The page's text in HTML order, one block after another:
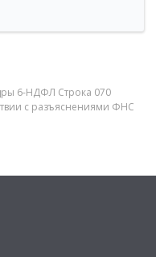
6-НДФЛ Строка 070
с разъяснениями ФНС